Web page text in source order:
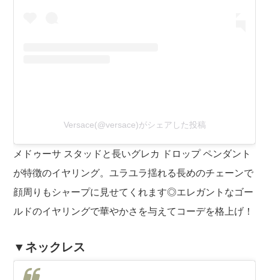
Versace(@versace)がシェアした投稿
メドゥーサ スタッドと長いグレカ ドロップ ペンダント
が特徴のイヤリング。ユラユラ揺れる長めのチェーンで
顔周りもシャープに見せてくれます◎エレガントなゴー
ルドのイヤリングで華やかさを与えてコーデを格上げ！
▼ネックレス